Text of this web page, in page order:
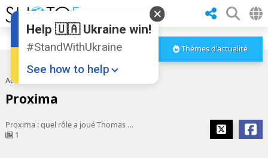
Thèmes d'actualité
Accueil
Proxima
Proxima : quel rôle a joué Thomas Pesquet dans le film avec Eva ...
1
Help 🇺🇦 Ukraine win!
#StandWithUkraine
See how to help